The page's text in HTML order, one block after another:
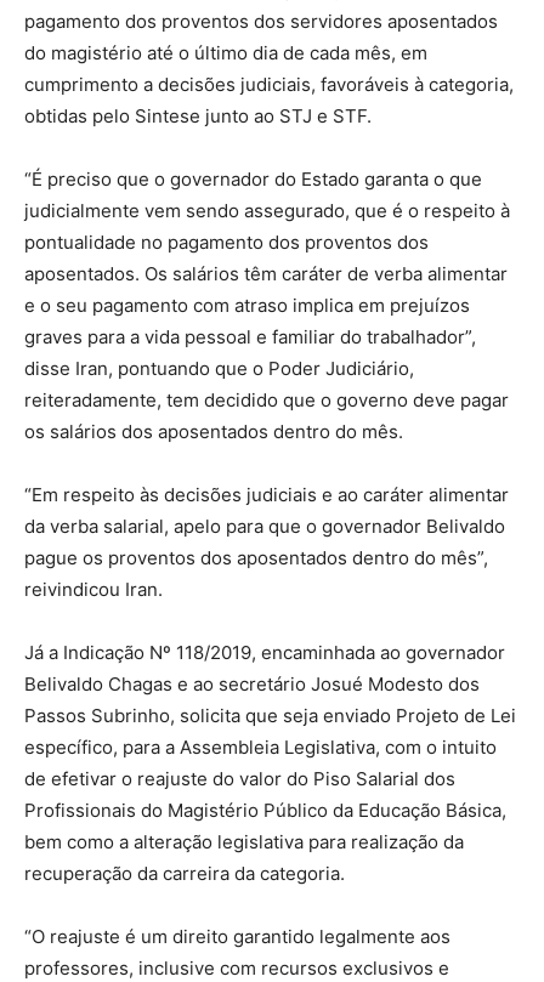
pagamento dos proventos dos servidores aposentados
do magistério até o último dia de cada mês, em
cumprimento a decisões judiciais, favoráveis à categoria,
obtidas pelo Sintese junto ao STJ e STF.
“É preciso que o governador do Estado garanta o que
judicialmente vem sendo assegurado, que é o respeito à
pontualidade no pagamento dos proventos dos
aposentados. Os salários têm caráter de verba alimentar
e o seu pagamento com atraso implica em prejuízos
graves para a vida pessoal e familiar do trabalhador”,
disse Iran, pontuando que o Poder Judiciário,
reiteradamente, tem decidido que o governo deve pagar
os salários dos aposentados dentro do mês.
“Em respeito às decisões judiciais e ao caráter alimentar
da verba salarial, apelo para que o governador Belivaldo
pague os proventos dos aposentados dentro do mês”,
reivindicou Iran.
Já a Indicação Nº 118/2019, encaminhada ao governador
Belivaldo Chagas e ao secretário Josué Modesto dos
Passos Subrinho, solicita que seja enviado Projeto de Lei
específico, para a Assembleia Legislativa, com o intuito
de efetivar o reajuste do valor do Piso Salarial dos
Profissionais do Magistério Público da Educação Básica,
bem como a alteração legislativa para realização da
recuperação da carreira da categoria.
“O reajuste é um direito garantido legalmente aos
professores, inclusive com recursos exclusivos e